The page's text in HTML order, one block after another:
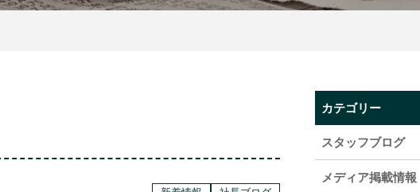
カテゴリー
スタッフブログ
メディア掲載情報